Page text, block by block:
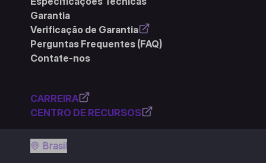
Garantia
Verificação de Garantia
Perguntas Frequentes (FAQ)
Contate-nos
CARREIRA
CENTRO DE RECURSOS
Brasil